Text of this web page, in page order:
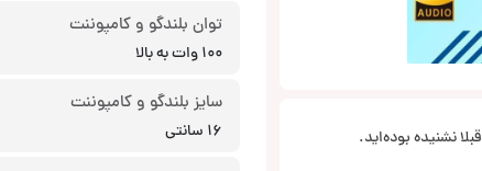
توان بلندگو و کامپوننت
100 وات به بالا
سایز بلندگو و کامپوننت
16 سانتی